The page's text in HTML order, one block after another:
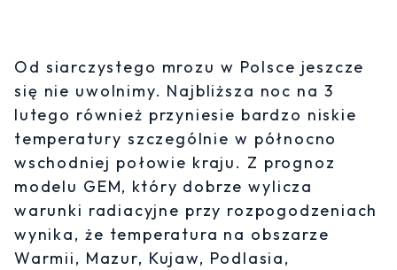
Od siarczystego mrozu w Polsce jeszcze
się nie uwolnimy. Najbliższa noc na 3
lutego również przyniesie bardzo niskie
temperatury szczególnie w północno
wschodniej połowie kraju. Z prognoz
modelu GEM, który dobrze wylicza
warunki radiacyjne przy rozpogodzeniach
wynika, że temperatura na obszarze
Warmii, Mazur, Kujaw, Podlasia,